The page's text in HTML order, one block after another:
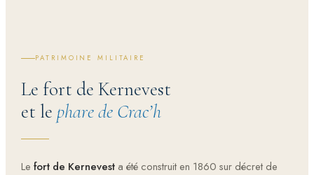
PATRIMOINE MILITAIRE
Le fort de Kernevest
et le phare de Crac’h
Lefort de Kernevest a été construit en 1860 sur décret de